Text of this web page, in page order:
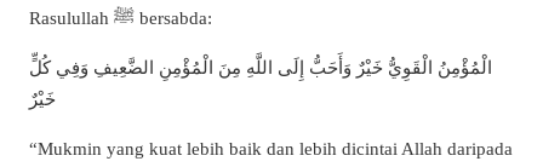
Rasulullah ﷺ bersabda:
الْمُؤْمِنُ الْقَوِيُّ خَيْرٌ وَأَحَبُّ إِلَى اللَّهِ مِنَ الْمُؤْمِنِ الضَّعِيفِ وَفِي كُلٍّ
خَيْرٌ
“Mukmin yang kuat lebih baik dan lebih dicintai Allah daripada